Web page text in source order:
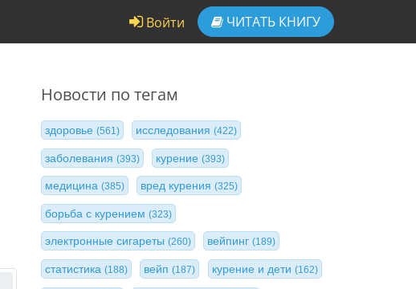
Войти ЧИТАТЬ КНИГУ
Новости по тегам
здоровье (561) исследования(422)
заболевания (393) курение(393)
медицина (385) вред курения(325)
борьба с курением (323)
электронные сигареты (260) вейпинг(189)
статистика (188) вейп(187) курение и дети (162)